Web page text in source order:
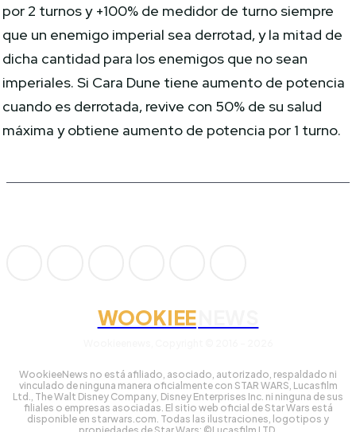
por 2 turnos y +100% de medidor de turno siempre
que un enemigo imperial sea derrotad, y la mitad de
dicha cantidad para los enemigos que no sean
imperiales. Si Cara Dune tiene aumento de potencia
cuando es derrotada, revive con 50% de su salud
máxima y obtiene aumento de potencia por 1 turno.
WOOKIEE
WookieeNews no está afiliado, asociado, autorizado, respaldado ni
vinculado de ninguna manera oficialmente con STAR WARS, Lucasfilm
Ltd., The Walt Disney Company, Disney Enterprises Inc. ni ninguna de sus
filiales o empresas asociadas. El sitio web oficial de Star Wars está
disponible en starwars.com. Todas las ilustraciones, logotipos y